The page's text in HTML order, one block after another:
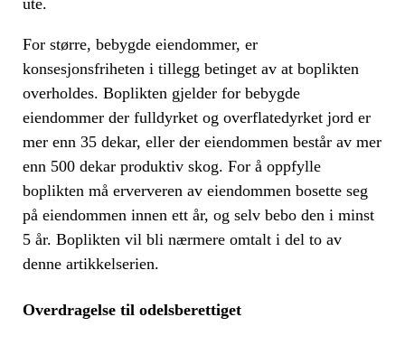
ute.
For større, bebygde eiendommer, er
konsesjonsfriheten i tillegg betinget av at boplikten
overholdes. Boplikten gjelder for bebygde
eiendommer der fulldyrket og overflatedyrket jord er
mer enn 35 dekar, eller der eiendommen består av mer
enn 500 dekar produktiv skog. For å oppfylle
boplikten må erververen av eiendommen bosette seg
på eiendommen innen ett år, og selv bebo den i minst
5 år. Boplikten vil bli nærmere omtalt i del to av
denne artikkelserien.
Overdragelse til odelsberettiget